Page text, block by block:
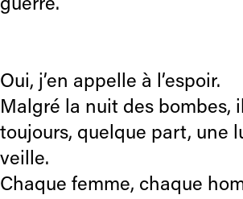
guerre.
Oui, j’en appelle à l’espoir.
Malgré la nuit des bombes,
toujours, quelque part, une
veille.
Chaque femme, chaque